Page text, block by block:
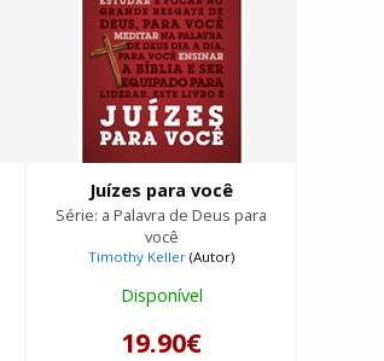
Juízes para você
Série: a Palavra de Deus para
você
Timothy Keller (Autor)
Disponível
19.90€